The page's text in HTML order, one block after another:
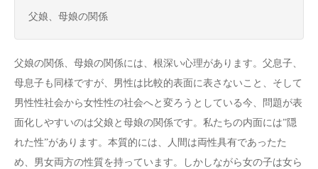
父娘、母娘の関係
父娘の関係、母娘の関係には、根深い心理があります。父息子、
母息子も同様ですが、男性は比較的表面に表さないこと、そして
男性性社会から女性性の社会へと変ろうとしている今、問題が表
面化しやすいのは父娘と母娘の関係です。私たちの内面には”隠
れた性”があります。本質的には、人間は両性具有であったた
め、男女両方の性質を持っています。しかしながら女の子は女ら